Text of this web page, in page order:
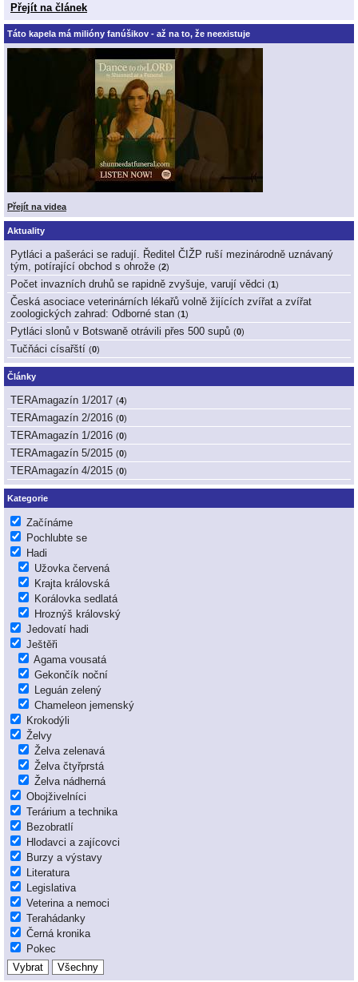
Přejít na článek
Táto kapela má milióny fanúšikov - až na to, že neexistuje
Přejít na videa
Aktuality
Pytláci a pašeráci se radují. Ředitel ČIŽP ruší mezinárodně uznávaný
tým, potírající obchod s ohrože (2)
Počet invazních druhů se rapidně zvyšuje, varují vědci (1)
Česká asociace veterinárních lékařů volně žijících zvířat a zvířat
zoologických zahrad: Odborné stan (1)
Pytláci slonů v Botswaně otrávili přes 500 supů (0)
Tučňáci císařští (0)
Články
TERAmagazín 1/2017 (4)
TERAmagazín 2/2016 (0)
TERAmagazín 1/2016 (0)
TERAmagazín 5/2015 (0)
TERAmagazín 4/2015 (0)
Kategorie
Začínáme
Pochlubte se
Hadi
Užovka červená
Krajta královská
Korálovka sedlatá
Hroznýš královský
Jedovatí hadi
Ještěři
Agama vousatá
Gekončík noční
Leguán zelený
Chameleon jemenský
Krokodýli
Želvy
Želva zelenavá
Želva čtyřprstá
Želva nádherná
Obojživelníci
Terárium a technika
Bezobratlí
Hlodavci a zajícovci
Burzy a výstavy
Literatura
Legislativa
Veterina a nemoci
Terahádanky
Černá kronika
Pokec